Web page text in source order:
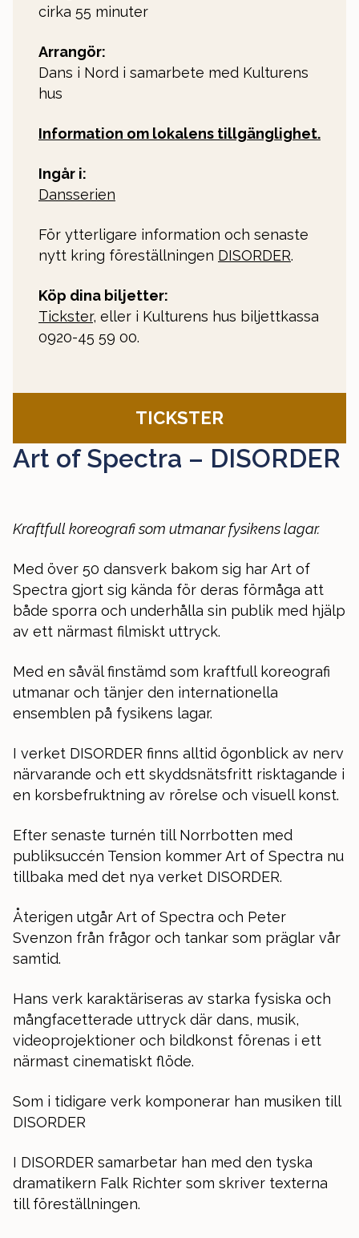
Art of Spectra – DISORDER
Kraftfull koreografi som utmanar fysikens lagar.
Med över 50 dansverk bakom sig har Art of
Spectra gjort sig kända för deras förmåga att
både sporra och underhålla sin publik med hjälp
av ett närmast filmiskt uttryck.
Med en såväl finstämd som kraftfull koreografi
utmanar och tänjer den internationella
ensemblen på fysikens lagar.
I verket DISORDER finns alltid ögonblick av nerv
närvarande och ett skyddsnätsfritt risktagande i
en korsbefruktning av rörelse och visuell konst.
Efter senaste turnén till Norrbotten med
publiksuccén Tension kommer Art of Spectra nu
tillbaka med det nya verket DISORDER.
Återigen utgår Art of Spectra och Peter
Svenzon från frågor och tankar som präglar vår
samtid.
Hans verk karaktäriseras av starka fysiska och
mångfacetterade uttryck där dans, musik,
videoprojektioner och bildkonst förenas i ett
närmast cinematiskt flöde.
Som i tidigare verk komponerar han musiken till
DISORDER
I DISORDER samarbetar han med den tyska
dramatikern Falk Richter som skriver texterna
till föreställningen.
cirka 55 minuter
Arrangör:
Dans i Nord i samarbete med Kulturens
hus
Information om lokalens tillgänglighet.
Ingår i:
Dansserien
För ytterligare information och senaste
nytt kring föreställningen DISORDER.
Köp dina biljetter:
Tickster, eller i Kulturens hus biljettkassa
0920-45 59 00.
TICKSTER